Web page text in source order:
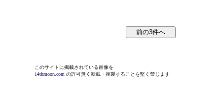
このサイトに掲載されている画像を
14thmoon.com の許可無く転載・複製することを堅く禁じます